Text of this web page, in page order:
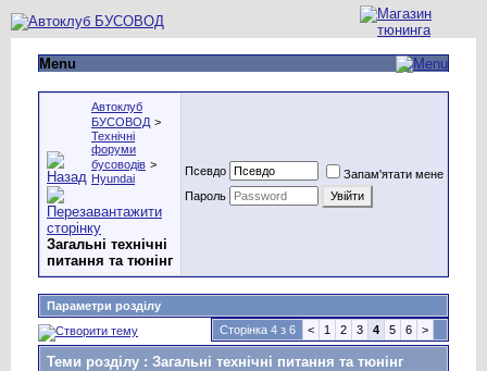
Menu
Автоклуб
БУСОВОД >
Технічні
форуми
бусоводів >
Hyundai
Загальні технічні
питання та тюнінг
Псевдо
Запам'ятати мене
Пароль
Параметри розділу
Сторінка 4 з 6
< 1 2 3 4 5 6 >
Теми розділу : Загальні технічні питання та тюнінг